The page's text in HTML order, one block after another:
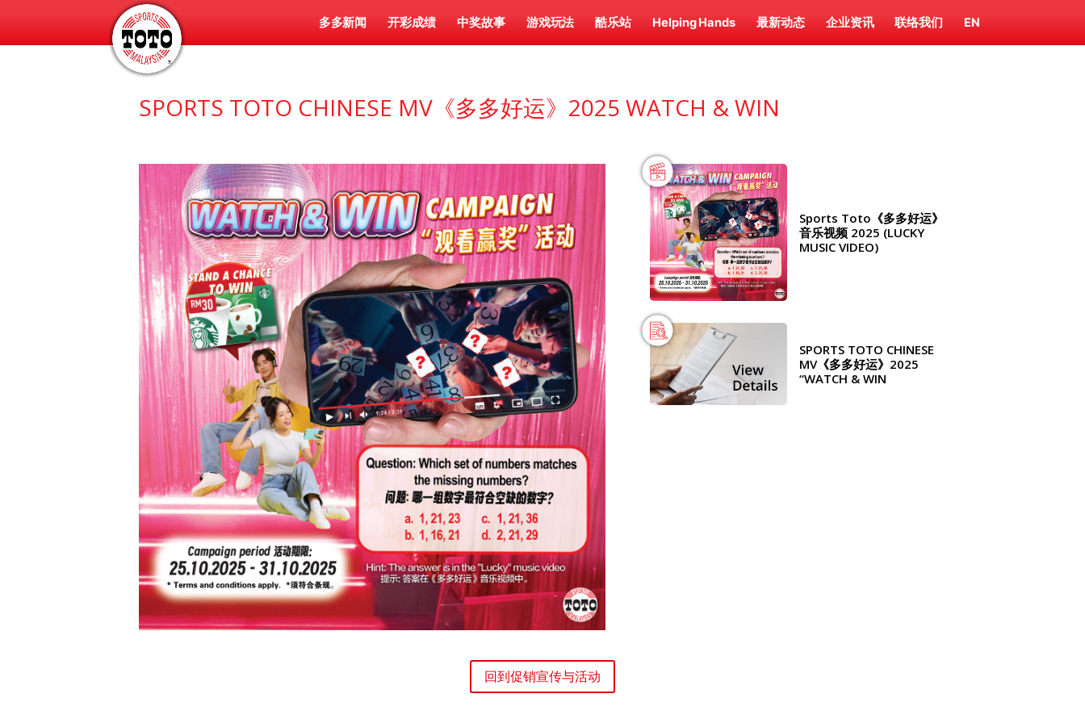
多多新闻 开彩成绩 中奖故事 游戏玩法 酷乐站 Helping Hands 最新动态 企业资讯 联络我们 EN
SPORTS TOTO CHINESE MV《多多好运》2025 WATCH & WIN
Sports Toto《多多好运》
音乐视频 2025 (LUCKY
MUSIC VIDEO)
SPORTS TOTO CHINESE
MV《多多好运》2025
“WATCH & WIN
回到促销宣传与活动